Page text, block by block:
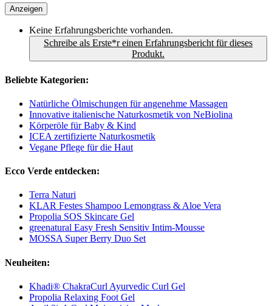
Anzeigen
Keine Erfahrungsberichte vorhanden.
Schreibe als Erste*r einen Erfahrungsbericht für dieses
Produkt.
Beliebte Kategorien:
Natürliche Ölmischungen für angenehme Massagen
Innovative italienische Naturkosmetik von NeBiolina
Körperöle für Baby & Kind
ICEA zertifizierte Naturkosmetik
Vegane Pflege für die Haut
Ecco Verde entdecken:
Terra Naturi
KLAR Festes Shampoo Lemongrass & Aloe Vera
Propolia SOS Skincare Gel
greenatural Easy Fresh Sensitiv Intim-Mousse
MOSSA Super Berry Duo Set
Neuheiten:
Khadi® ChakraCurl Ayurvedic Curl Gel
Propolia Relaxing Foot Gel